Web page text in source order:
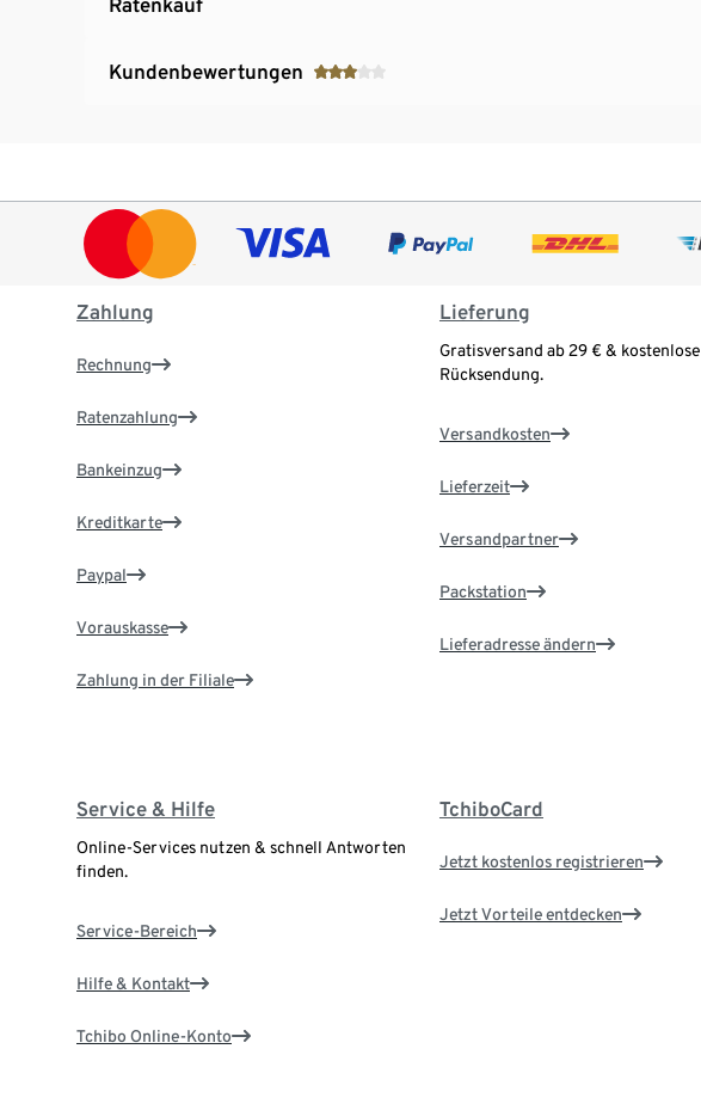
Kundenbewertungen
Zahlung
Rechnung
Ratenzahlung
Bankeinzug
Kreditkarte
Paypal
Vorauskasse
Zahlung in der Filiale
Lieferung
Gratisversand ab 29 € & kostenlose
Rücksendung.
Versandkosten
Lieferzeit
Versandpartner
Packstation
Lieferadresse ändern
Service & Hilfe
Online-Services nutzen & schnell Antworten
finden.
Service-Bereich
Hilfe & Kontakt
Tchibo Online-Konto
TchiboCard
Jetzt kostenlos registrieren
Jetzt Vorteile entdecken